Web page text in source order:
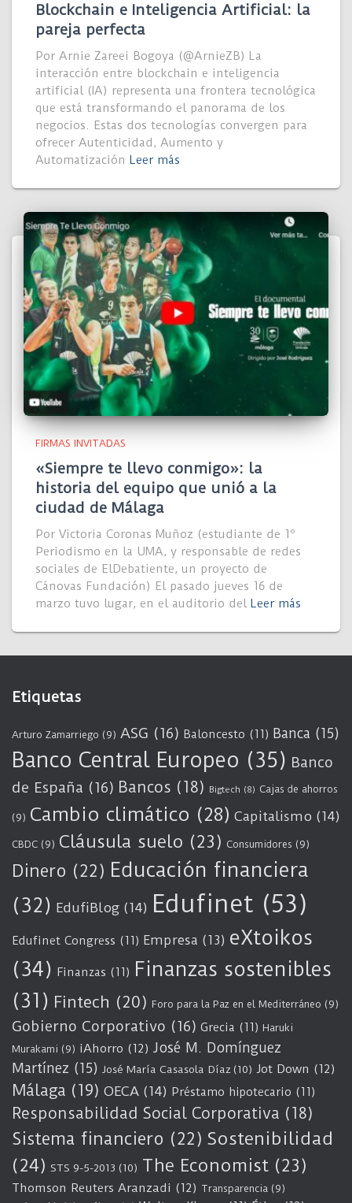
Blockchain e Inteligencia Artificial: la
pareja perfecta
Por Arnie Zareei Bogoya (@ArnieZB) La
interacción entre blockchain e inteligencia
artificial (IA) representa una frontera tecnológica
que está transformando el panorama de los
negocios. Estas dos tecnologías convergen para
ofrecer Autenticidad, Aumento y
Automatización Leer más
FIRMAS INVITADAS
«Siempre te llevo conmigo»: la
historia del equipo que unió a la
ciudad de Málaga
Por Victoria Coronas Muñoz (estudiante de 1º
Periodismo en la UMA, y responsable de redes
sociales de ElDebatiente, un proyecto de
Cánovas Fundación) El pasado jueves 16 de
marzo tuvo lugar, en el auditorio del Leer más
Etiquetas
Arturo Zamarriego (9) ASG (16) Baloncesto (11) Banca (15)
Banco Central Europeo (35) Banco
de España (16) Bancos (18) Bigtech (8) Cajas de ahorros
(9) Cambio climático (28) Capitalismo (14)
CBDC (9) Cláusula suelo (23) Consumidores (9)
Dinero (22) Educación financiera
(32) EdufiBlog (14) Edufinet (53)
Edufinet Congress (11) Empresa (13) eXtoikos
(34) Finanzas (11) Finanzas sostenibles
(31) Fintech (20) Foro para la Paz en el Mediterráneo (9)
Gobierno Corporativo (16) Grecia (11) Haruki
Murakami (9) iAhorro (12) José M. Domínguez
Martínez (15) José María Casasola Díaz (10) Jot Down (12)
Málaga (19) OECA (14) Préstamo hipotecario (11)
Responsabilidad Social Corporativa (18)
Sistema financiero (22) Sostenibilidad
(24) STS 9-5-2013 (10) The Economist (23)
Thomson Reuters Aranzadi (12) Transparencia (9)